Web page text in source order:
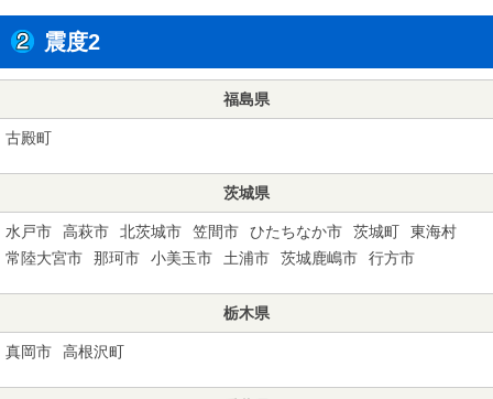
震度2
福島県
古殿町
茨城県
水戸市 高萩市 北茨城市 笠間市 ひたちなか市 茨城町
東海村
常陸大宮市
那珂市 小美玉市 土浦市 茨城鹿嶋市 行方市
栃木県
真岡市 高根沢町